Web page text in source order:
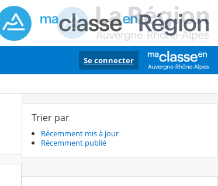
Se connecter
Trier par
Récemment mis à jour
Récemment publié